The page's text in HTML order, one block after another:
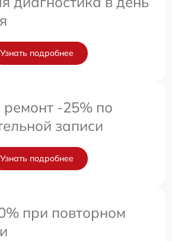
Узнать подробнее
-25% по
записи
Узнать подробнее
при повторном